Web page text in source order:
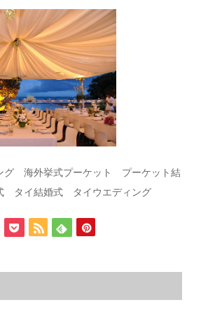
グ 海外挙式プーケット プーケット結
タイ結婚式 タイウエディング